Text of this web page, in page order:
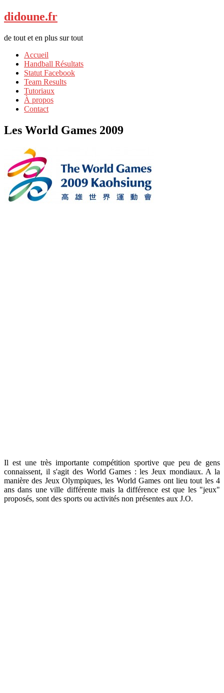
didoune.fr
de tout et en plus sur tout
Accueil
Handball Résultats
Statut Facebook
Team Results
Tutoriaux
À propos
Contact
Les World Games 2009
Il est une très importante compétition sportive que peu de gens
connaissent, il s'agit des World Games : les Jeux mondiaux. A la
manière des Jeux Olympiques, les World Games ont lieu tout les 4
ans dans une ville différente mais la différence est que les "jeux"
proposés, sont des sports ou activités non présentes aux J.O.